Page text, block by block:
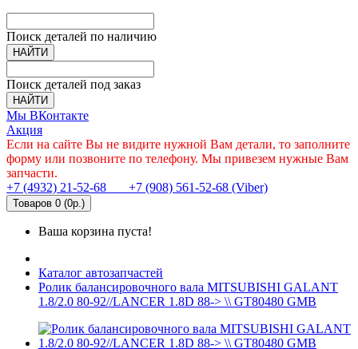
Поиск деталей по наличию
НАЙТИ
Поиск деталей под заказ
НАЙТИ
Мы ВКонтакте
Акция
Если на сайте Вы не видите нужной Вам детали, то заполните
форму или позвоните по телефону. Мы привезем нужные Вам
запчасти.
+7 (4932) 21-52-68
+7 (908) 561-52-68 (Viber)
Товаров 0 (0р.)
Ваша корзина пуста!
Каталог автозапчастей
Ролик балансировочного вала MITSUBISHI GALANT
1.8/2.0 80-92//LANCER 1.8D 88-> \\ GT80480 GMB